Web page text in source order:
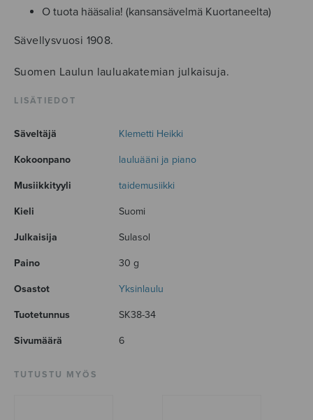
O tuota hääsalia! (kansansävelmä Kuortaneelta)
Sävellysvuosi 1908.
Suomen Laulun lauluakatemian julkaisuja.
LISÄTIEDOT
Säveltäjä Klemetti Heikki
Kokoonpano lauluääni ja piano
Musiikkityyli taidemusiikki
Kieli Suomi
Julkaisija Sulasol
Paino 30 g
Osastot Yksinlaulu
Tuotetunnus SK38-34
Sivumäärä 6
TUTUSTU MYÖS